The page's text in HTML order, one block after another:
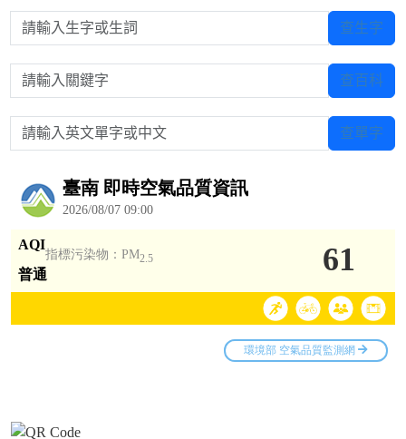
請輸入生字或生詞 查生字
請輸入關鍵字 查百科
請輸入英文單字或中文 查單字